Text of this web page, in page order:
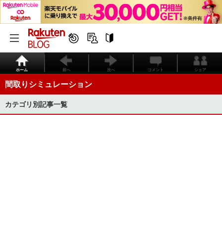
ホーム 前へ 次へ コメント シェア
間取りシミュレーション
カテゴリ別記事一覧